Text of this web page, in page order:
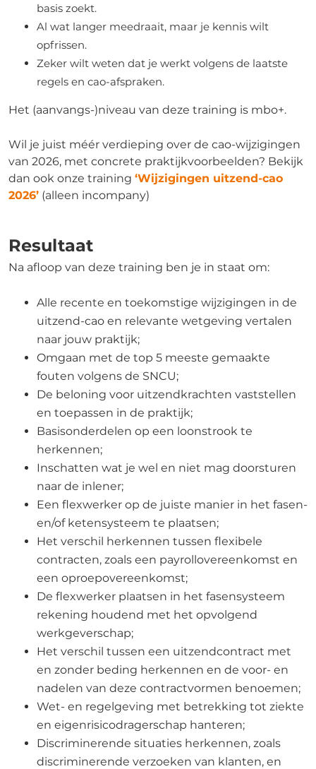
basis zoekt.
Al wat langer meedraait, maar je kennis wilt
opfrissen.
Zeker wilt weten dat je werkt volgens de laatste
regels en cao-afspraken.
Het (aanvangs-)niveau van deze training is mbo+.
Wil je juist méér verdieping over de cao-wijzigingen
van 2026, met concrete praktijkvoorbeelden? Bekijk
dan ook onze training ‘Wijzigingen uitzend-cao
2026’ (alleen incompany)
Resultaat
Na afloop van deze training ben je in staat om:
Alle recente en toekomstige wijzigingen in de
uitzend-cao en relevante wetgeving vertalen
naar jouw praktijk;
Omgaan met de top 5 meeste gemaakte
fouten volgens de SNCU;
De beloning voor uitzendkrachten vaststellen
en toepassen in de praktijk;
Basisonderdelen op een loonstrook te
herkennen;
Inschatten wat je wel en niet mag doorsturen
naar de inlener;
Een flexwerker op de juiste manier in het fasen-
en/of ketensysteem te plaatsen;
Het verschil herkennen tussen flexibele
contracten, zoals een payrollovereenkomst en
een oproepovereenkomst;
De flexwerker plaatsen in het fasensysteem
rekening houdend met het opvolgend
werkgeverschap;
Het verschil tussen een uitzendcontract met
en zonder beding herkennen en de voor- en
nadelen van deze contractvormen benoemen;
Wet- en regelgeving met betrekking tot ziekte
en eigenrisicodragerschap hanteren;
Discriminerende situaties herkennen, zoals
discriminerende verzoeken van klanten, en